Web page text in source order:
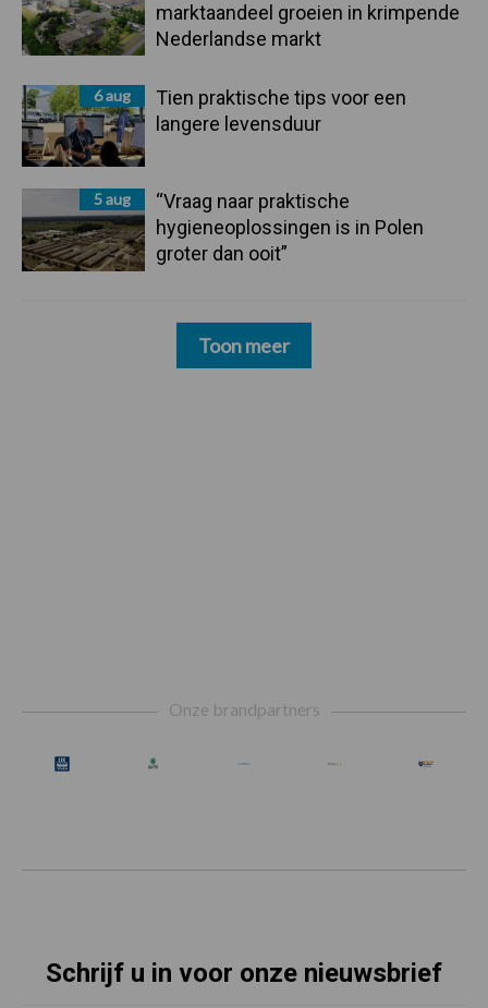
marktaandeel groeien in krimpende
Nederlandse markt
6 aug
Tien praktische tips voor een
langere levensduur
5 aug
“Vraag naar praktische
hygieneoplossingen is in Polen
groter dan ooit”
Toon meer
Onze brandpartners
Schrijf u in voor onze nieuwsbrief